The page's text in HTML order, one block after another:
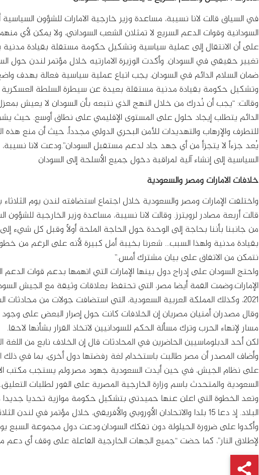
في السياق قالت لانا نسيبة، مساعدة وزير خارجية الامارات للشؤون السياسية
السودانية وقوات الدعم السريع لا تمثلان الشعب السوداني، ولا يمكن لأي
على أن الانتقال إلى عملية سياسية وتشكيل حكومة مستقلة بقيادة مدنية
تغيير حقيقي في السودان. وأكدت الوزيرة الامارتيه خلال مؤتمر لندن حول
ضمان السلام الدائم في السودان، يجب اتباع عملية سياسية فعالة بهدف
وتشكيل حكومة بقيادة مدنية مستقلة بعيدة عن سيطرة السلطة العسكرية
وقالت: “يجب أن نُدرك من خلال النهج الذي نتبعه بأن السودان لا يعيش
الدائم يتطلب إيجاد حلول على المستوى الإقليمي على نطاق أوسع. حيث
للتطرف والإرهاب والتهديدات للأمن البحري الدولي مجدداً، حيث أن منع
يُعد جزءاً لا يتجزأ من أي جهد جاد لدعم مستقبل السودان”.ودعت لانا
السياسية إلى إنشاء آلية لمراقبة دخول جميع الأسلحة إلى السودان
خلافات الامارات ومصر والسعودية
واختلفت الإمارات ومصر والسعودية خلال اجتماع استضافته لندن يوم
قالت أربعة مصادر لرويترز. وقالت لانا نسيبة، مساعدة وزير الخارجية
من جانبنا بأننا بحاجة إلى الوحدة حول الحاجة الملحة أولاً وقبل كل شيء
بقيادة مدنية ولهذا السبب… شعرنا بخيبة أمل كبيرة لأنه على الرغم من
نتمكن من الاتفاق على بيان مشترك أمس.”
واحتج السودان على إدراج دول بينها الإمارات التي اتهمها بدعم قوات الدعم
الإمارات.وضمت القمة أيضا مصر، التي تحتفظ بعلاقات وثيقة مع الجيش
2021، وكذلك المملكة العربية السعودية، التي استضافت جولات من محادثات السلام الفاشلة.
وقال مصدران أمنيان مصريان إن الخلافات كانت حول إصرار البعض على
مسار لإنهاء الحرب وترك مسألة الحكم للسودانيين لاتخاذ القرار بشأنها لاحقا.
لكن أحد الدبلوماسيين الحاضرين في المحادثات قال إن الخلاف نابع من
وأضاف المصدر أن مصر طالبت باستخدام لغة رفضتها دول أخرى، بما في ذلك
على نظام الجيش، في حين أيدت السعودية جهود مصر.ولم يستجب مكتب
السعودية والمتحدث باسم وزارة الخارجية المصرية على الفور لطلبات التعليق.
وتعد الخطوة التي اعلن عنها حميدتي بتشكيل حكومة موازية تحديا
البلاد. إذ دعا 15 بلدا والاتحادان الأوروبي والأفريقي، خلال مؤتمر في
وأكدوا على ضرورة الحيلولة دون تفكك السودان.ودعت دول مجموعة السبع
لإطلاق النار”، كما حضت “جميع الجهات الخارجية الفاعلة على وقف أي دعم